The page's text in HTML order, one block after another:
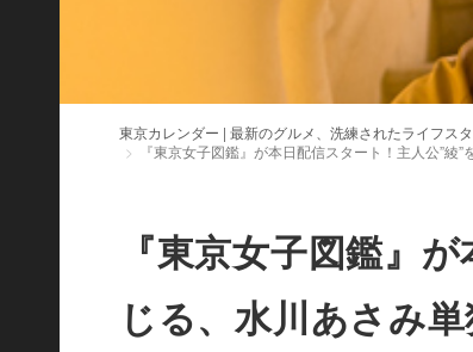
東京カレンダー | 最新のグルメ、洗練されたライフス
『東京女子図鑑』が本日配信スタート！主人公”綾
『東京女子図鑑』
じる、水川あさみ